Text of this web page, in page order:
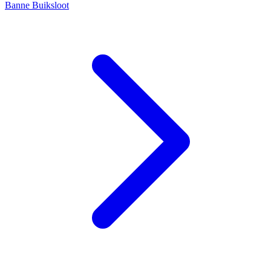
Banne Buiksloot